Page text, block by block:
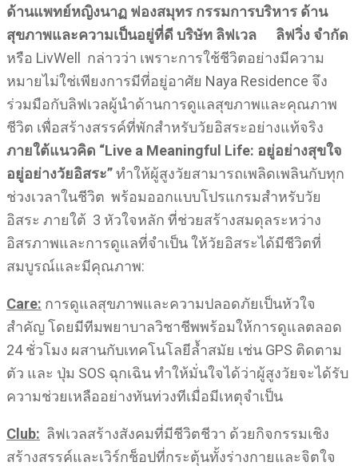
ด้านแพทย์หญิงนาฏ ฟองสมุทร กรรมการบริหาร ด้าน
สุขภาพและความเป็นอยู่ที่ดี บริษัท ลิฟเวล ลิฟวิ่ง จำกัด
หรือ LivWell กล่าวว่า เพราะการใช้ชีวิตอย่างมีความ
หมายไม่ใช่เพียงการมีที่อยู่อาศัย Naya Residence จึง
ร่วมมือกับลิฟเวลผู้นำด้านการดูแลสุขภาพและคุณภาพ
ชีวิต เพื่อสร้างสรรค์ที่พักสำหรับวัยอิสระอย่างแท้จริง
ภายใต้แนวคิด “Live a Meaningful Life: อยู่อย่างสุขใจ
อยู่อย่างวัยอิสระ”ทำให้ผู้สูงวัยสามารถเพลิดเพลินกับทุก
ช่วงเวลาในชีวิต พร้อมออกแบบโปรแกรมสำหรับวัย
อิสระ ภายใต้ 3 หัวใจหลัก ที่ช่วยสร้างสมดุลระหว่าง
อิสรภาพและการดูแลที่จำเป็น ให้วัยอิสระได้มีชีวิตที่
สมบูรณ์และมีคุณภาพ:
Care: การดูแลสุขภาพและความปลอดภัยเป็นหัวใจ
สำคัญ โดยมีทีมพยาบาลวิชาชีพพร้อมให้การดูแลตลอด
24 ชั่วโมง ผสานกับเทคโนโลยีล้ำสมัย เช่น GPS ติดตาม
ตัว และ ปุ่ม SOS ฉุกเฉิน ทำให้มั่นใจได้ว่าผู้สูงวัยจะได้รับ
ความช่วยเหลืออย่างทันท่วงทีเมื่อมีเหตุจำเป็น
Club: ลิฟเวลสร้างสังคมที่มีชีวิตชีวา ด้วยกิจกรรมเชิง
สร้างสรรค์และเวิร์กช็อปที่กระตุ้นทั้งร่างกายและจิตใจ